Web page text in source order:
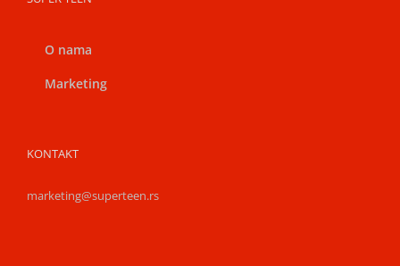
O nama
Marketing
KONTAKT
marketing@superteen.rs